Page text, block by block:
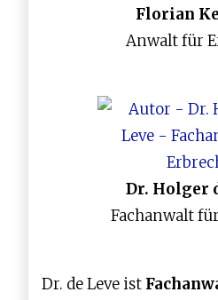
Florian
Anwalt für
Dr. Holger
Fachanwalt
Dr. de Leve ist